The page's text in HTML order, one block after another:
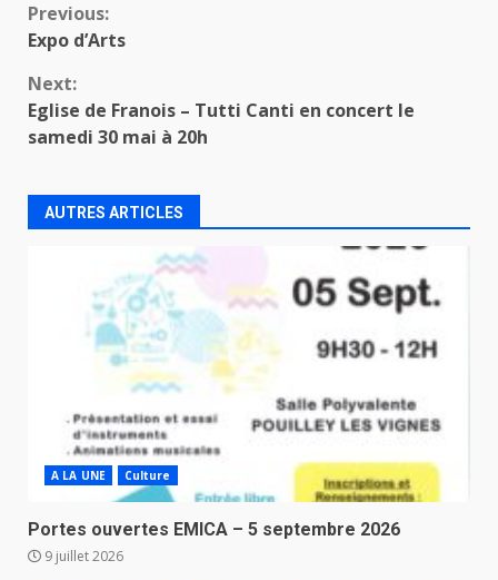
Continue
Reading
Previous:
Expo d’Arts
Next:
Eglise de Franois – Tutti Canti en concert le
samedi 30 mai à 20h
AUTRES ARTICLES
A LA UNE Culture
Portes ouvertes EMICA – 5 septembre 2026
9 juillet 2026